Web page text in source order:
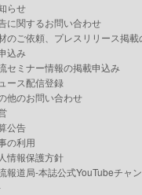
らせ
に関するお問い合わせ
のご依頼、プレスリリース掲載
込み
セミナー情報の掲載申込み
ース配信登録
他のお問い合わせ
公告
の利用
情報保護方針
報道局-本誌公式YouTubeチャ